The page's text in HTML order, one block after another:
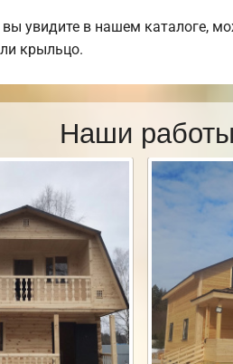
увидите в нашем каталоге,
крыльцо.
Наши работы